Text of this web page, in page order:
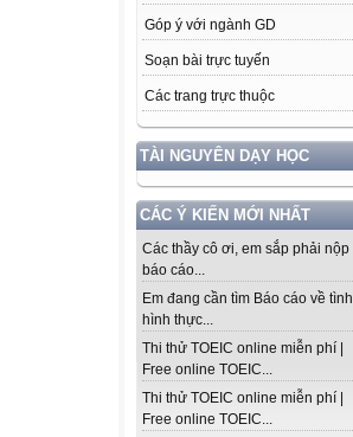
Góp ý với ngành GD
Soạn bài trực tuyến
Các trang trực thuộc
TÀI NGUYÊN DẠY HỌC
CÁC Ý KIẾN MỚI NHẤT
Các thầy cô ơi, em sắp phải nộp
báo cáo...
Em đang cần tìm Báo cáo về tình
hình thực...
Thi thử TOEIC online miễn phí |
Free online TOEIC...
Thi thử TOEIC online miễn phí |
Free online TOEIC...